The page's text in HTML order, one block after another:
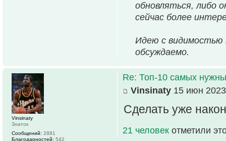
обновляться, либо
сейчас более
Идею с видимостью
обсуждаемо.
Re: Топ-10 самых
Vinsinaty 15 июн
Сделать уже
21 человек отметили
Vinsinaty
Знаток
Сообщений: 2881
Благодарностей: 542